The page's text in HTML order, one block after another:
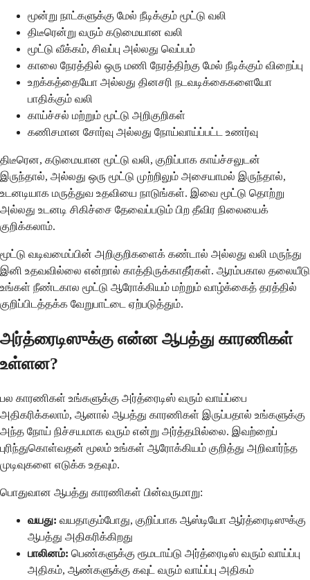
மூன்று நாட்களுக்கு மேல் நீடிக்கும் மூட்டு வலி
திடீரென்று வரும் கடுமையான வலி
மூட்டு வீக்கம், சிவப்பு அல்லது வெப்பம்
காலை நேரத்தில் ஒரு மணி நேரத்திற்கு மேல் நீடிக்கும் விறைப்பு
உறக்கத்தையோ அல்லது தினசரி நடவடிக்கைகளையோ
பாதிக்கும் வலி
காய்ச்சல் மற்றும் மூட்டு அறிகுறிகள்
கணிசமான சோர்வு அல்லது நோய்வாய்ப்பட்ட உணர்வு
திடீரென, கடுமையான மூட்டு வலி, குறிப்பாக காய்ச்சலுடன்
இருந்தால், அல்லது ஒரு மூட்டு முற்றிலும் அசையாமல் இருந்தால்,
உடனடியாக மருத்துவ உதவியை நாடுங்கள். இவை மூட்டு தொற்று
அல்லது உடனடி சிகிச்சை தேவைப்படும் பிற தீவிர நிலையைக்
குறிக்கலாம்.
மூட்டு வடிவமைப்பின் அறிகுறிகளைக் கண்டால் அல்லது வலி மருந்து
இனி உதவவில்லை என்றால் காத்திருக்காதீர்கள். ஆரம்பகால தலையீடு
உங்கள் நீண்டகால மூட்டு ஆரோக்கியம் மற்றும் வாழ்க்கைத் தரத்தில்
குறிப்பிடத்தக்க வேறுபாட்டை ஏற்படுத்தும்.
அர்த்ரைடிஸுக்கு என்ன ஆபத்து காரணிகள்
உள்ளன?
பல காரணிகள் உங்களுக்கு அர்த்ரைடிஸ் வரும் வாய்ப்பை
அதிகரிக்கலாம், ஆனால் ஆபத்து காரணிகள் இருப்பதால் உங்களுக்கு
அந்த நோய் நிச்சயமாக வரும் என்று அர்த்தமில்லை. இவற்றைப்
புரிந்துகொள்வதன் மூலம் உங்கள் ஆரோக்கியம் குறித்து அறிவார்ந்த
முடிவுகளை எடுக்க உதவும்.
பொதுவான ஆபத்து காரணிகள் பின்வருமாறு:
வயது: வயதாகும்போது, குறிப்பாக ஆஸ்டியோ ஆர்த்ரைடிஸுக்கு
ஆபத்து அதிகரிக்கிறது
பாலினம்: பெண்களுக்கு ரூமடாய்டு அர்த்ரைடிஸ் வரும் வாய்ப்பு
அதிகம், ஆண்களுக்கு கவுட் வரும் வாய்ப்பு அதிகம்